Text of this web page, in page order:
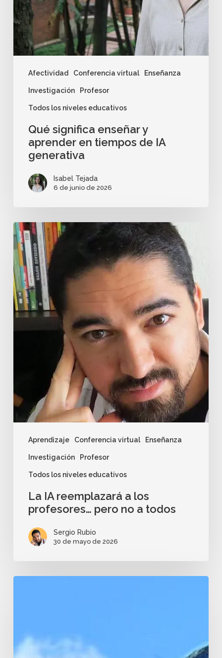
Afectividad Conferencia virtual Enseñanza
Investigación Profesor
Todos los niveles educativos
Qué significa enseñar y
aprender en tiempos de IA
generativa
Isabel Tejada
6 de junio de 2026
Aprendizaje Conferencia virtual Enseñanza
Investigación Profesor
Todos los niveles educativos
La IA reemplazará a los
profesores… pero no a todos
Sergio Rubio
30 de mayo de 2026